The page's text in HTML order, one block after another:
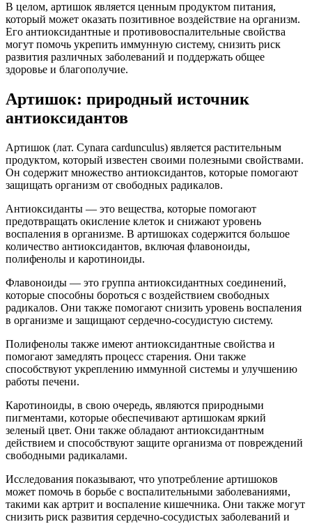
В целом, артишок является ценным продуктом питания,
который может оказать позитивное воздействие на организм.
Его антиоксидантные и противовоспалительные свойства
могут помочь укрепить иммунную систему, снизить риск
развития различных заболеваний и поддержать общее
здоровье и благополучие.
Артишок: природный источник
антиоксидантов
Артишок (лат. Cynara cardunculus) является растительным
продуктом, который известен своими полезными свойствами.
Он содержит множество антиоксидантов, которые помогают
защищать организм от свободных радикалов.
Антиоксиданты — это вещества, которые помогают
предотвращать окисление клеток и снижают уровень
воспаления в организме. В артишоках содержится большое
количество антиоксидантов, включая флавоноиды,
полифенолы и каротиноиды.
Флавоноиды — это группа антиоксидантных соединений,
которые способны бороться с воздействием свободных
радикалов. Они также помогают снизить уровень воспаления
в организме и защищают сердечно-сосудистую систему.
Полифенолы также имеют антиоксидантные свойства и
помогают замедлять процесс старения. Они также
способствуют укреплению иммунной системы и улучшению
работы печени.
Каротиноиды, в свою очередь, являются природными
пигментами, которые обеспечивают артишокам яркий
зеленый цвет. Они также обладают антиоксидантным
действием и способствуют защите организма от повреждений
свободными радикалами.
Исследования показывают, что употребление артишоков
может помочь в борьбе с воспалительными заболеваниями,
такими как артрит и воспаление кишечника. Они также могут
снизить риск развития сердечно-сосудистых заболеваний и